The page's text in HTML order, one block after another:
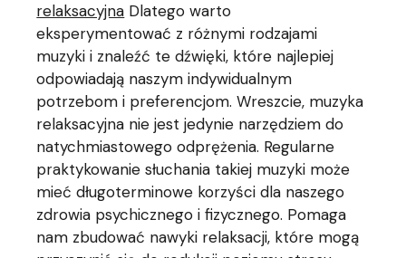
relaksacyjna Dlatego warto
eksperymentować z różnymi rodzajami
muzyki i znaleźć te dźwięki, które najlepiej
odpowiadają naszym indywidualnym
potrzebom i preferencjom. Wreszcie, muzyka
relaksacyjna nie jest jedynie narzędziem do
natychmiastowego odprężenia. Regularne
praktykowanie słuchania takiej muzyki może
mieć długoterminowe korzyści dla naszego
zdrowia psychicznego i fizycznego. Pomaga
nam zbudować nawyki relaksacji, które mogą